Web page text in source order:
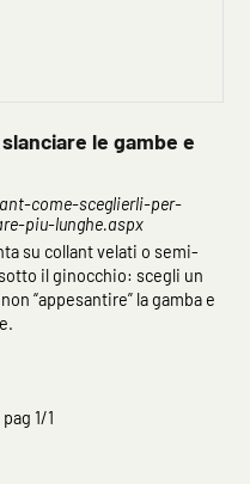
le gambe e
come-sceglierli-per-
piu-lunghe.aspx
su collant velati o semi-
il ginocchio: scegli un
“appesantire” la gamba e
1/1